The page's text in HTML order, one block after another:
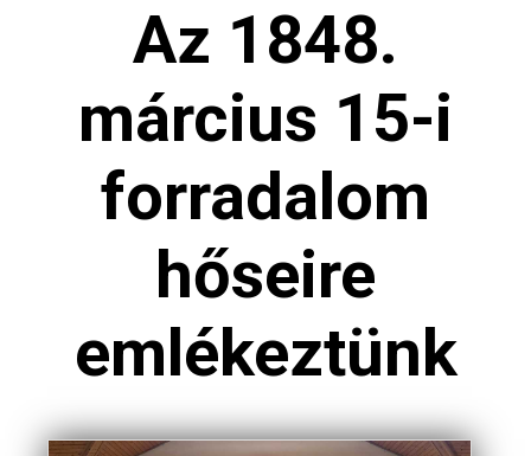
Az 1848.
március 15-i
forradalom
hőseire
emlékeztünk